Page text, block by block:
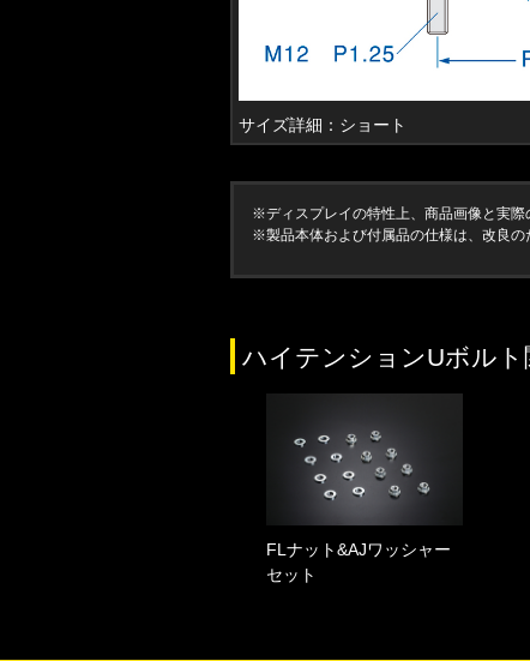
サイズ詳細：ショート
※ディスプレイの特性上、商品画像と実際
※製品本体および付属品の仕様は、改良の
ハイテンションUボルト
FLナット&AJワッシャー
セット